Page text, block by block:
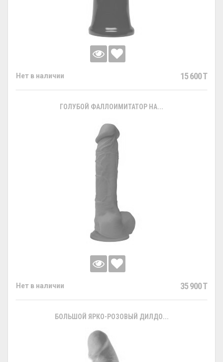
Нет в наличии 15 600 T
ГОЛУБОЙ ФАЛЛОИМИТАТОР НА...
Нет в наличии 35 900 T
БОЛЬШОЙ ЯРКО-РОЗОВЫЙ ДИЛДО...